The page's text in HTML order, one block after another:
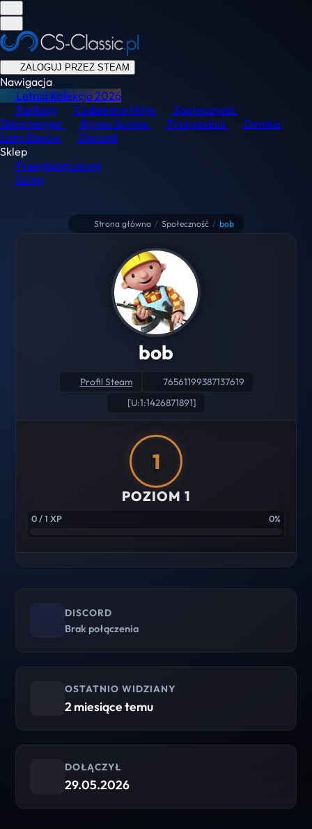
ZALOGUJ PRZEZ STEAM
Nawigacja
Letnia Kolekcja2026
Ranking
Codzienne Misje
Społeczność
Skinchanger
Rynek Skinów Przewodnik
Demka
Lista Banów
Discord
Sklep
Przeglądaj usługi
Sklep
Strona główna / Społeczność / bob
bob
Profil Steam
76561199387137619
[U:1:1426871891]
1
POZIOM 1
0 / 1 XP 0%
DISCORD
Brak połączenia
OSTATNIO WIDZIANY
2 miesiące temu
DOŁĄCZYŁ
29.05.2026